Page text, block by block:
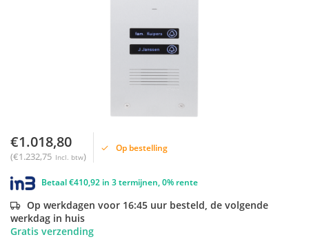
€1.018,80
(€1.232,75 Incl. btw)
Op bestelling
Betaal €410,92 in 3 termijnen, 0% rente
Op werkdagen voor 16:45 uur besteld, de volgende
werkdag in huis
Gratis verzending